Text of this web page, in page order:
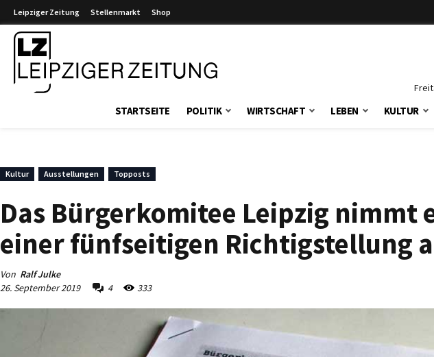
Leipziger Zeitung Stellenmarkt Shop
STARTSEITE POLITIK WIRTSCHAFT LEBEN KULTUR
Kultur Ausstellungen Topposts
Das Bürgerkomitee Leipzig nimmt
einer fünfseitigen Richtigstellung
Von Ralf Julke
26. September 2019
4 333